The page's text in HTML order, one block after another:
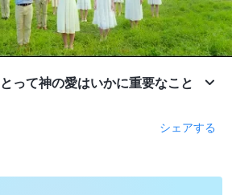
って神の愛はいかに重要なこと
シェアする